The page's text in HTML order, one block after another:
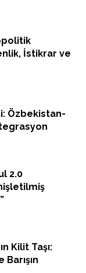
İstikrar ve
Özbekistan-
2.0
Kilit Taşı: